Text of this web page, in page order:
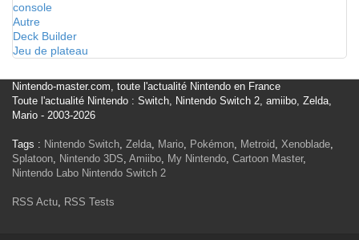
console
Autre
Deck Builder
Jeu de plateau
Nintendo-master.com, toute l'actualité Nintendo en France
Toute l'actualité Nintendo : Switch, Nintendo Switch 2, amiibo, Zelda,
Mario - 2003-2026
Tags : Nintendo Switch, Zelda, Mario, Pokémon, Metroid, Xenoblade,
Splatoon, Nintendo 3DS, Amiibo, My Nintendo, Cartoon Master,
Nintendo Labo Nintendo Switch 2
RSS Actu, RSS Tests